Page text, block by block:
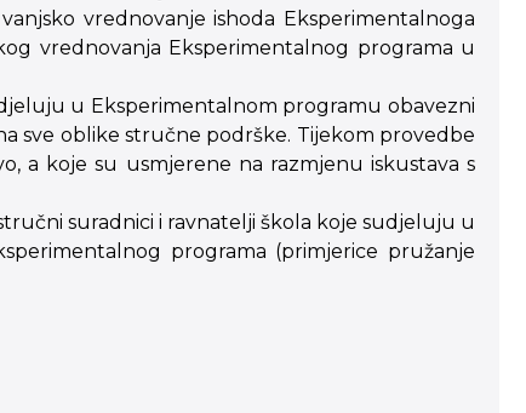
vrednovanje ishoda Eksperimentalnoga
vrednovanja Eksperimentalnog programa u
u Eksperimentalnom programu obavezni
sve oblike stručne podrške. Tijekom provedbe
a koje su usmjerene na razmjenu iskustava s
suradnici i ravnatelji škola koje sudjeluju u
programa (primjerice pružanje